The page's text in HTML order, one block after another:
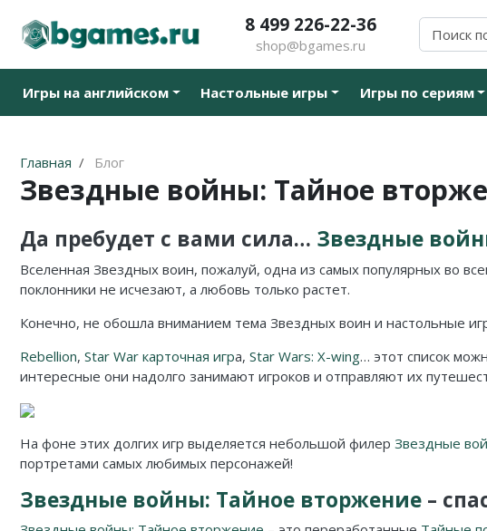
8 499 226-22-36
shop@bgames.ru
Игры на английском Настольные игры Игры по сериям
Главная Блог
Звездные войны: Тайное
Да пребудет с вами сила… Звездные
Вселенная Звездных воин, пожалуй, одна из самых популярных во
поклонники не исчезают, а любовь только растет.
Конечно, не обошла вниманием тема Звездных воин и настольные
Rebellion, Star War карточная игра, Star Wars: X-wing… этот список
интересные они надолго занимают игроков и отправляют их
На фоне этих долгих игр выделяется небольшой филер Звездные
портретами самых любимых персонажей!
Звездные войны: Тайное вторжение –
Все товары
Стратегии на английском
Приключения на английском
Семейные на английском
Тактические на английском
Все товары
Новинки
В подарок
Для всей семьи
Для компании
Для двоих
В дорогу
Карточные
Логические
Кооперативные
Стратегические
Все товары
Активити / Activity
Свинтус / Уно
Покорение Марса
КвестМастер
Тик-Так-Бумм
Корни / Root
Серп
О мышах и тайнах
Эволюция
Зельеварение
Все товары
500 злобных карт
Brass
Five Tribes
Mansions of Madness
Кланк! / Clank!
Лавкрафт
Мертвый сезон
Пиксель Тактикс
Саграда
Все товары
Иннистрад: Багровая Клятва
Приключения в Забытых Королевствах
Калдхайм
Все товары
Аксессуары
Все товары
Наборы протекторов
Кубики
Все товары
Уцененный товар